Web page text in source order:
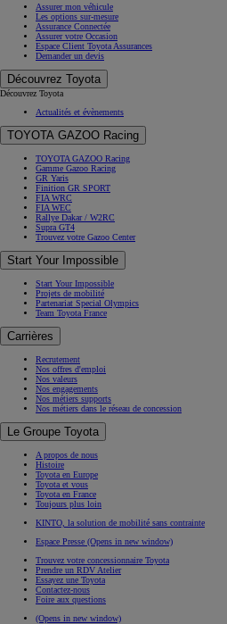
Assurer mon véhicule
Les options sur-mesure
Assurance Connectée
Assurer votre Occasion
Espace Client Toyota Assurances
Demander un devis
Découvrez Toyota
Découvrez Toyota
Actualités et évènements
TOYOTA GAZOO Racing
TOYOTA GAZOO Racing
Gamme Gazoo Racing
GR Yaris
Finition GR SPORT
FIA WRC
FIA WEC
Rallye Dakar / W2RC
Supra GT4
Trouvez votre Gazoo Center
Start Your Impossible
Start Your Impossible
Projets de mobilité
Partenariat Special Olympics
Team Toyota France
Carrières
Recrutement
Nos offres d'emploi
Nos valeurs
Nos engagements
Nos métiers supports
Nos métiers dans le réseau de concession
Le Groupe Toyota
A propos de nous
Histoire
Toyota en Europe
Toyota et vous
Toyota en France
Toujours plus loin
KINTO, la solution de mobilité sans contrainte
Espace Presse (Opens in new window)
Trouvez votre concessionnaire Toyota
Prendre un RDV Atelier
Essayez une Toyota
Contactez-nous
Foire aux questions
(Opens in new window)